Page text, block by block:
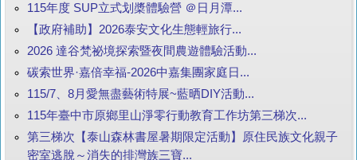
115年度 SUP立式划槳體驗營 ＠日月潭...
【政府補助】2026泰安文化生態輕旅行...
2026 達谷梵祕境探索暨夜間農遊體驗活動...
碳索世界·嘉倍幸福-2026中嘉集團家庭日...
115/7、8月愛無盡藝術特展~藍晒DIY活動...
115年臺中市原鄉里山淨零行動教育工作坊第三梯次...
第三梯次【泰山森林書屋暑期限定活動】原住民族文化親子
密室逃脫～消失的排灣族三寶...